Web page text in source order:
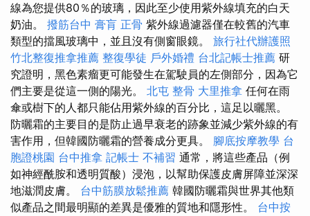
線為您提供80％的玻璃，因此至少使用紫外線填充的白天
奶油。 撥筋台中 膏肓 正骨 紫外線過濾器僅在較舊的汽車
類型的擋風玻璃中，並且沒有側窗眼鏡。 旅行社代辦護照
竹北整復推拿推薦 整復學徒 戶外婚禮 台北記帳士推薦 研
究證明，黑色素瘤更可能發生在駕駛員的左側部分，因為它
們主要是從這一側的陽光。 北屯 整骨 大里推拿 任何在雨
傘或樹下的人都只能佔用紫外線的百分比，這足以曬黑。
防曬霜的主要目的是防止過早衰老的跡象並減少紫外線的有
害作用，但韓國防曬霜的營養成分更具。 腳底按摩教學 台
胞證桃園 台中推拿 記帳士 不補習 通常，將這些產品（例
如神經酰胺和透明質酸）浸泡，以幫助保護皮膚屏障並深深
地滋潤皮膚。 台中筋膜放鬆推薦 韓國防曬霜與世界其他類
似產品之間最明顯的差異是優雅的質地和隱形性。 台中按